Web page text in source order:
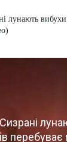
лунають